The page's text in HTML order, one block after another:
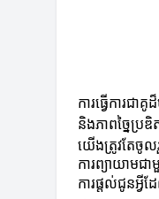
ការធ្វើការជ
និងភាពច្នៃប្រឌិ
យើងត្រូវតែចូល
ការព្យាយាមជា
ការផ្តល់ជូនអ្វី